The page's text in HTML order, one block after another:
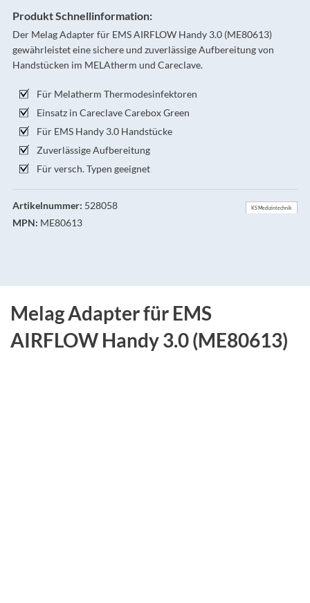
Produkt Schnellinformation:
Der Melag Adapter für EMS AIRFLOW Handy 3.0 (ME80613)
gewährleistet eine sichere und zuverlässige Aufbereitung von
Handstücken im MELAtherm und Careclave.
Für Melatherm Thermodesinfektoren
Einsatz in Careclave Carebox Green
Für EMS Handy 3.0 Handstücke
Zuverlässige Aufbereitung
Für versch. Typen geeignet
Artikelnummer: 528058
MPN: ME80613
KS Medizintechnik
Melag Adapter für EMS
AIRFLOW Handy 3.0 (ME80613)